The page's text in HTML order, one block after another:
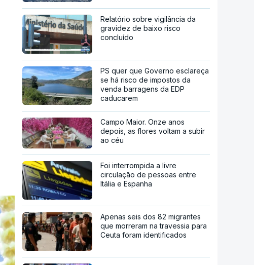
Relatório sobre vigilância da
gravidez de baixo risco
concluído
PS quer que Governo esclareça
se há risco de impostos da
venda barragens da EDP
caducarem
Campo Maior. Onze anos
depois, as flores voltam a subir
ao céu
Foi interrompida a livre
circulação de pessoas entre
Itália e Espanha
Apenas seis dos 82 migrantes
que morreram na travessia para
Ceuta foram identificados